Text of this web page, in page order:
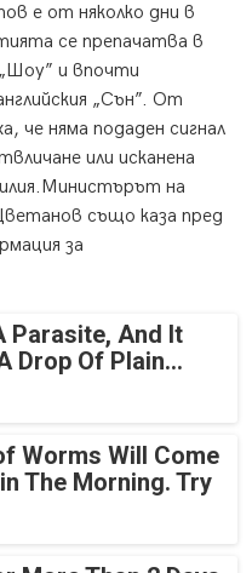
е от няколко дни в
се препачатва в
и впочти
„Сън”. От
че няма подаден сигнал
или исканена
на
също каза пред
за
Parasite, And It
Drop Of Plain...
Worms Will Come
The Morning. Try